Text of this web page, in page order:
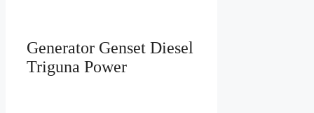
Generator Genset Diesel
Triguna Power